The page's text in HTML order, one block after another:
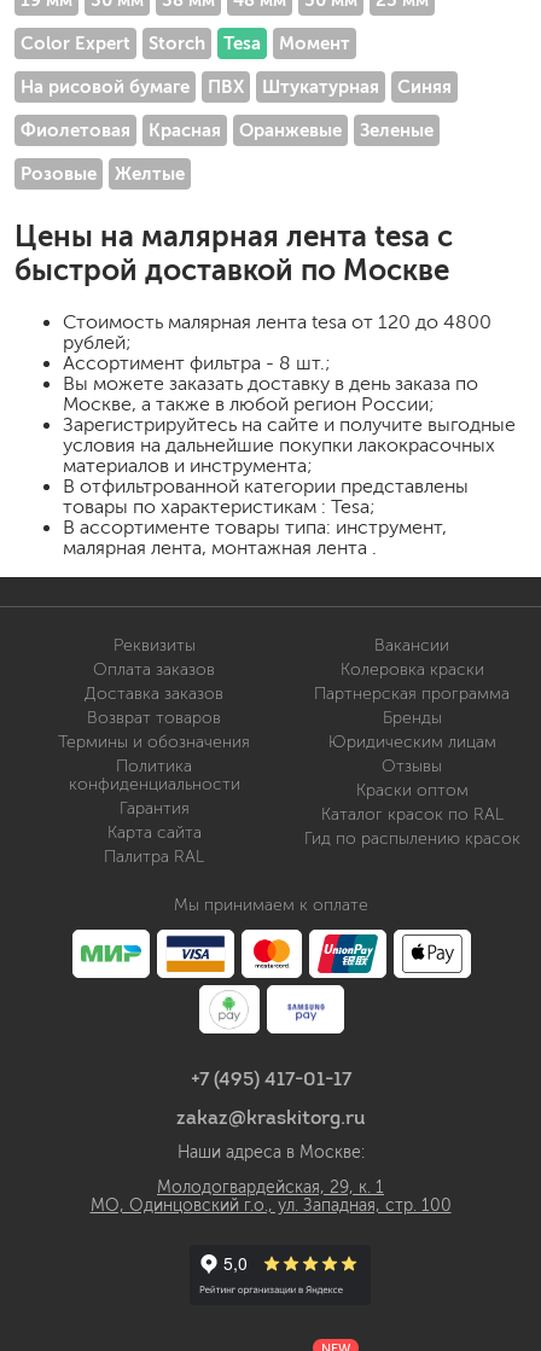
Color Expert Storch Tesa Момент
На рисовой бумаге ПВХ Штукатурная Синяя
Фиолетовая Красная Оранжевые Зеленые
Розовые Желтые
Цены на малярная лента tesa с
быстрой доставкой по Москве
Стоимость малярная лента tesa от 120 до 4800
рублей;
Ассортимент фильтра - 8 шт.;
Вы можете заказать доставку в день заказа по
Москве, а также в любой регион России;
Зарегистрируйтесь на сайте и получите выгодные
условия на дальнейшие покупки лакокрасочных
материалов и инструмента;
В отфильтрованной категории представлены
товары по характеристикам : Tesa;
В ассортименте товары типа: инструмент,
малярная лента, монтажная лента .
Реквизиты
Оплата заказов
Доставка заказов
Возврат товаров
Термины и обозначения
Политика
конфиденциальности
Гарантия
Карта сайта
Палитра RAL
Вакансии
Колеровка краски
Партнерская программа
Бренды
Юридическим лицам
Отзывы
Краски оптом
Каталог красок по RAL
Гид по распылению красок
Мы принимаем к оплате
+7 (495) 417-01-17
zakaz@kraskitorg.ru
Наши адреса в Москве:
Молодогвардейская, 29, к. 1
МО, Одинцовский г.о., ул. Западная, стр. 100